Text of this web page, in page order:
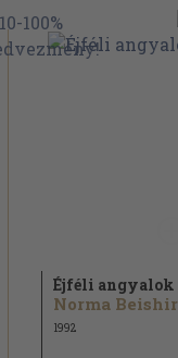
Éjféli angyalok
Norma Beishir
1992